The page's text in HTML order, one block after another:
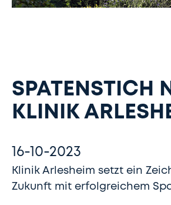
SPATENSTICH
KLINIK
16-10-2023
Klinik Arlesheim setzt ein
Zukunft mit erfolgreichem